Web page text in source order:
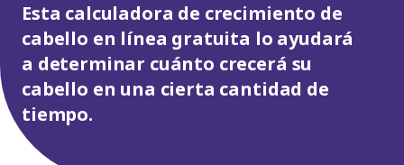
Esta calculadora de crecimiento de
cabello en línea gratuita lo ayudará
a determinar cuánto crecerá su
cabello en una cierta cantidad de
tiempo.